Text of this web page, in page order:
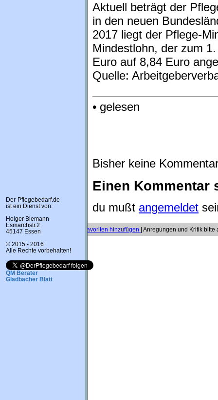
Aktuell beträgt der
in den neuen
2017 liegt der Pflege-
Mindestlohn, der zum
Euro auf 8,84 Euro
Quelle:
• gelesen
Bisher keine
Einen Kommentar
du mußt angemeldet
Der-Pflegebedarf.de
ist ein Dienst von:
Holger Biemann
Esmarchstr.2
45147 Essen
© 2015 - 2016
Alle Rechte vorbehalten!
QM Berater
Gladbacher Blatt
"""""""""""""""" Zu Favoriten hinzufügen | Anregungen und Kritik bitte